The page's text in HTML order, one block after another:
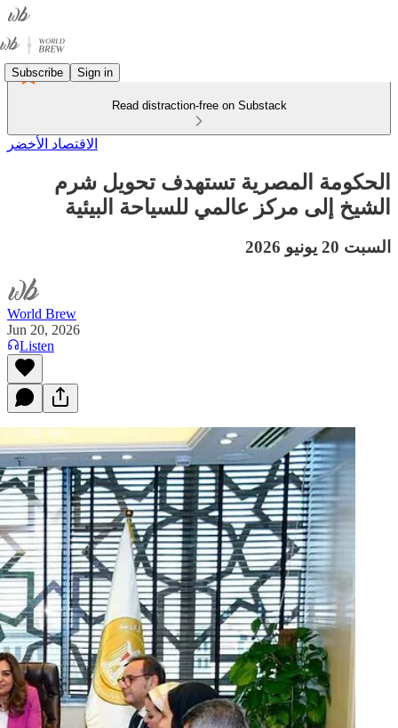
Subscribe Sign in
Read distraction-free on Substack
الاقتصاد الأخضر
الحكومة المصرية تستهدف تحويل شرم
الشيخ إلى مركز عالمي للسياحة البيئية
السبت 20 يونيو 2026
World Brew
Jun 20, 2026
Listen